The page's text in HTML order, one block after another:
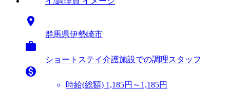

群馬県伊勢崎市

ショートステイ介護施設での調理スタッフ

時給(総額) 1,185円～1,185円